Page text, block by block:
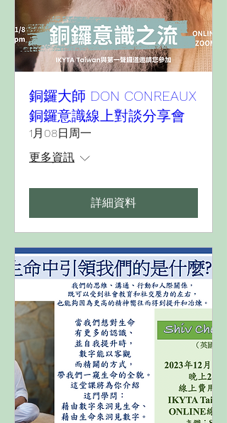
銅鑼大師 DON CONREAUX
銅鑼意識線上對談分享會
1月08日周一
更多資訊
詳細資料